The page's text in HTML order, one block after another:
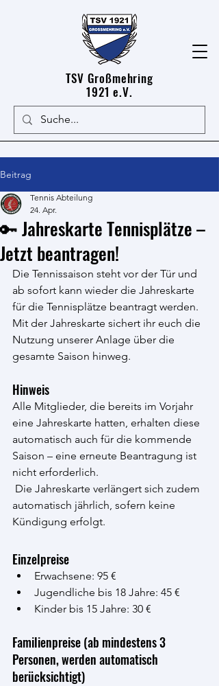
TSV Großmehring
1921 e.V.
Beitrag
🔑 Jahreskarte Tennisplätze –
Jetzt beantragen!
Tennis Abteilung
24. Apr.
Die Tennissaison steht vor der Tür und
ab sofort kann wieder die Jahreskarte
für die Tennisplätze beantragt werden.
Mit der Jahreskarte sichert ihr euch die
Nutzung unserer Anlage über die
gesamte Saison hinweg.
Hinweis
Alle Mitglieder, die bereits im Vorjahr
eine Jahreskarte hatten, erhalten diese
automatisch auch für die kommende
Saison – eine erneute Beantragung ist
nicht erforderlich.
automatisch jährlich, sofern keine
Kündigung erfolgt.
Einzelpreise
Erwachsene: 95 €
Jugendliche bis 18 Jahre: 45 €
Kinder bis 15 Jahre: 30 €
Familienpreise (ab mindestens 3
Personen, werden automatisch
berücksichtigt)